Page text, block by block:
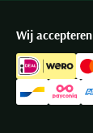
Wij accepteren